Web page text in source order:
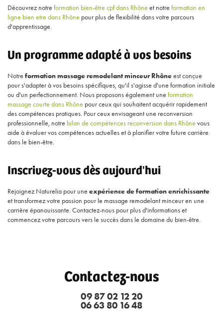
Découvrez notre formation bien-être cpf dans Rhône et notre formation en
ligne bien etre dans Rhône pour plus de flexibilité dans votre parcours
d'apprentissage.
Un programme adapté à vos besoins
Notre formation massage remodelant minceur Rhôneest conçue
pour s'adapter à vos besoins spécifiques, qu'il s'agisse d'une formation initiale
ou d'un perfectionnement. Nous proposons également une formation
massage courte dans Rhône pour ceux qui souhaitent acquérir rapidement
des compétences pratiques. Pour ceux envisageant une reconversion
professionnelle, notre bilan de compétences reconversion dans Rhône vous
aide à évaluer vos compétences actuelles et à planifier votre future carrière
dans le bien-être.
Inscrivez-vous dès aujourd'hui
Rejoignez Naturelia pour une expérience de formation enrichissante
et transformez votre passion pour le massage remodelant minceur en une
carrière épanouissante. Contactez-nous pour plus d'informations et
commencez votre parcours vers le succès dans le domaine du bien-être.
Contactez-nous
09 87 02 12 20
06 63 80 16 48